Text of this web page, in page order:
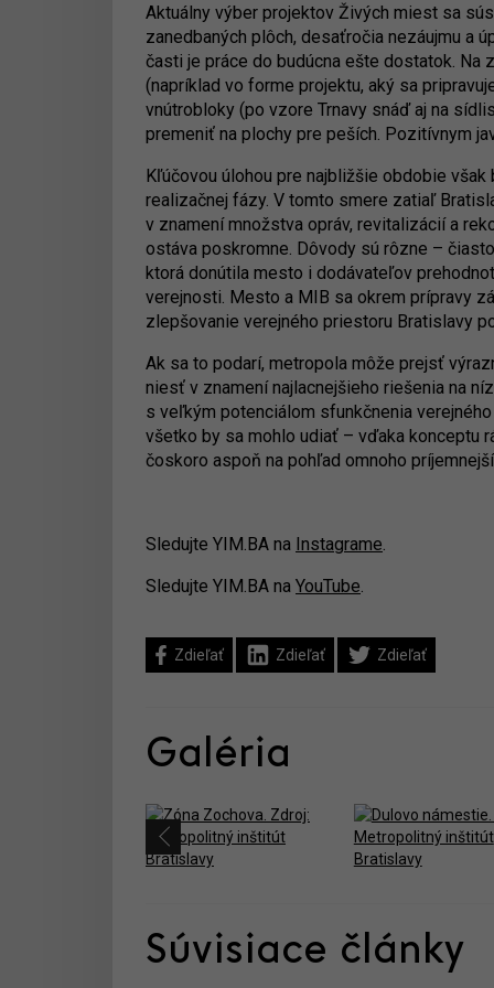
Aktuálny výber projektov Živých miest sa
zanedbaných plôch, desaťročia nezáujmu a
časti je práce do budúcna ešte dostatok. Na
(napríklad vo forme projektu, aký sa
vnútrobloky (po vzore Trnavy snáď aj na
premeniť na plochy pre peších. Pozitívnym
Kľúčovou úlohou pre najbližšie obdobie
realizačnej fázy. V tomto smere zatiaľ
v znamení množstva opráv, revitalizácií a
ostáva poskromne. Dôvody sú rôzne –
ktorá donútila mesto i dodávateľov
verejnosti. Mesto a MIB sa okrem prípravy
zlepšovanie verejného priestoru Bratislavy
Ak sa to podarí, metropola môže prejsť
niesť v znamení najlacnejšieho riešenia na
s veľkým potenciálom sfunkčnenia
všetko by sa mohlo udiať – vďaka konceptu
čoskoro aspoň na pohľad omnoho
Sledujte YIM.BA na Instagrame.
Sledujte YIM.BA na YouTube.
Zdieľať Zdieľať Zdieľať
Galéria
Súvisiace články